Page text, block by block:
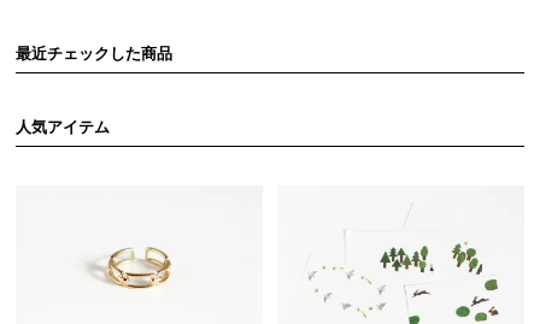
最近チェックした商品
人気アイテム